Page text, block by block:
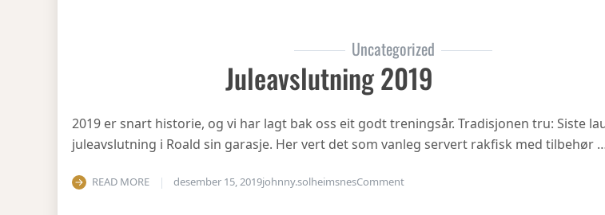
Uncategorized
Juleavslutning 2019
2019 er snart historie, og vi har lagt bak oss eit godt treningsår. Tradisjonen tru: Siste
juleavslutning i Roald sin garasje. Her vert det som vanleg servert rakfisk med tilbehør
READ MORE desember 15, 2019johnny.solheimsnesCommenton Juleavslutning 2019